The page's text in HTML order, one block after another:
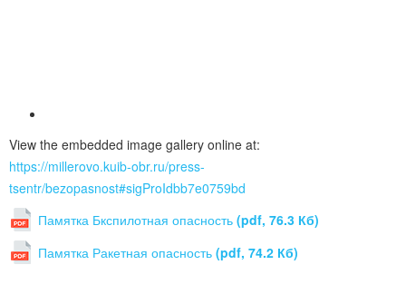
View the embedded image gallery online at:
https://millerovo.kuib-obr.ru/press-
tsentr/bezopasnost#sigProIdbb7e0759bd
Памятка Бкспилотная опасность (pdf, 76.3 Кб)
Памятка Ракетная опасность (pdf, 74.2 Кб)